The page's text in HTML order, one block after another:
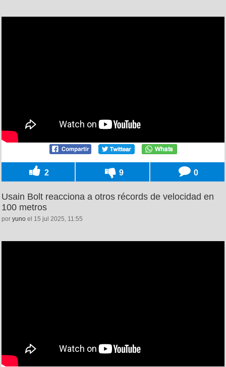
2 9 0
Usain Bolt reacciona a otros récords de velocidad en
100 metros
por yuno el 15 jul 2025, 11:55